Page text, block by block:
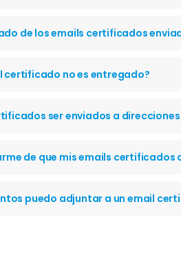
de los emails certificados
certificado no es entregado?
ser enviados a
de que mis emails certificados
puedo adjuntar a un email